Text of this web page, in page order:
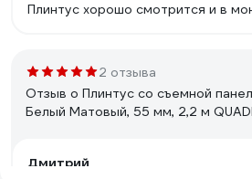
Плинтус хорошо смотрится и в
2 отзыва
Отзыв о Плинтус со съемной
Белый Матовый, 55 мм, 2,2 м
Дмитрий